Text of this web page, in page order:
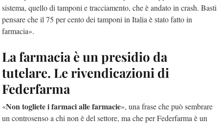
sistema, quello di tamponi e tracciamento, che è andato in crash. Basti
pensare che il 75 per cento dei tamponi in Italia è stato fatto in
farmacia».
La farmacia è un presidio da
tutelare. Le rivendicazioni di
Federfarma
«Non togliete i farmaci alle farmacie», una frase che può sembrare
un controsenso a chi non è del settore, ma che per Federfarma è un